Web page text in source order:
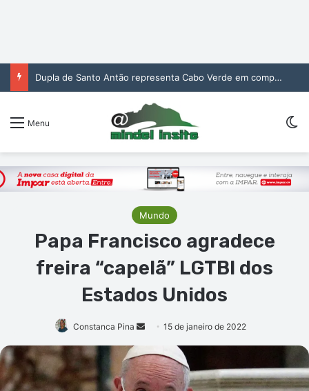
Dupla de Santo Antão representa Cabo Verde em competição africana de jovens promessas de voleibol de praia
Menu
Mundo
Papa Francisco agradece
freira “capelã” LGTBI dos
Estados Unidos
Constanca Pina
Mande
e-
mail
15 de janeiro de 2022